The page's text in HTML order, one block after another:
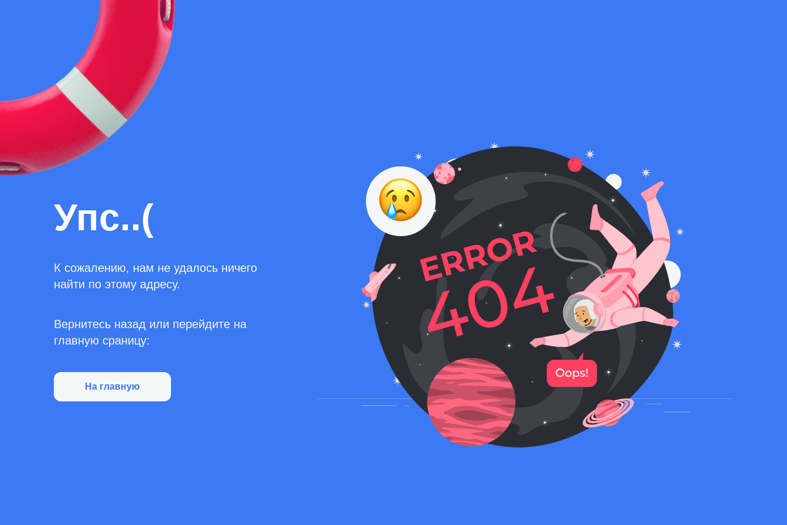
Упс..(
К сожалению, нам не удалось ничего
найти по этому адресу.
Вернитесь назад или перейдите на
главную сраницу:
На главную